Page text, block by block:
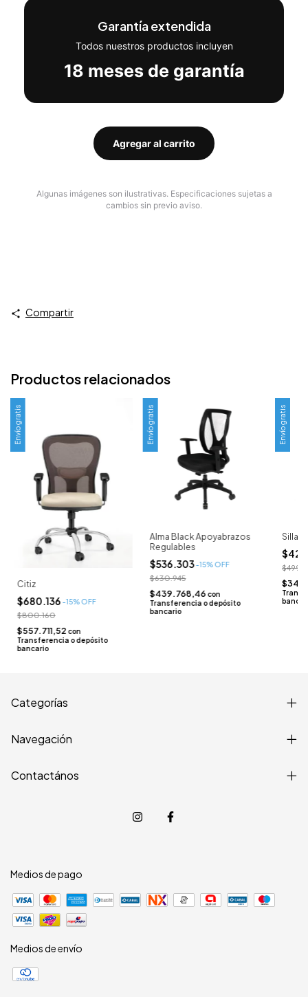
Garantía extendida
Todos nuestros productos incluyen
18 meses de garantía
Agregar al carrito
Algunas imágenes son ilustrativas. Especificaciones sujetas a
cambios sin previo aviso.
Compartir
Productos relacionados
Envío gratis
Citiz
$680.136 -15% OFF
$800.160
$557.711,52 con
Transferencia o depósito
bancario
Envío gratis
Alma Black Apoyabrazos
Regulables
$536.303-15% OFF
$630.945
$439.768,46 con
Transferencia o depósito
bancario
Envío gratis
Silla
Categorías
Navegación
Contactános
Medios de pago
Medios de envío